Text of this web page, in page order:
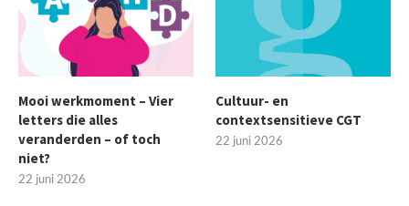
Mooi werkmoment – Vier
letters die alles
veranderden – of toch
niet?
22 juni 2026
Cultuur- en
contextsensitieve CGT
22 juni 2026